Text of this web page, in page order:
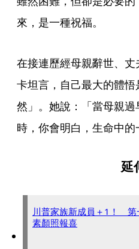
來，是一種祝福。
在接連歷經母親辭世、
卡坦言，自己最大的體
然」。她說：「當母親
時，你會明白，生命中的
延
川普家族新成員＋1！ 第
素顏照報喜